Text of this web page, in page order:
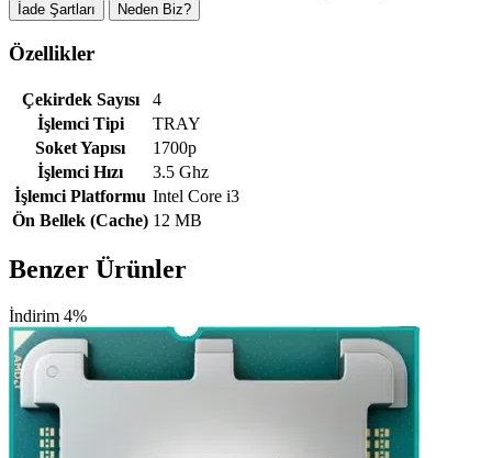
İade Şartları
Neden Biz?
Özellikler
Çekirdek Sayısı
4
İşlemci Tipi
TRAY
Soket Yapısı
1700p
İşlemci Hızı
3.5 Ghz
İşlemci Platformu Intel Core i3
Ön Bellek (Cache) 12 MB
Benzer Ürünler
İndirim 4%